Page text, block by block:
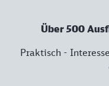
Über 500
Praktisch -